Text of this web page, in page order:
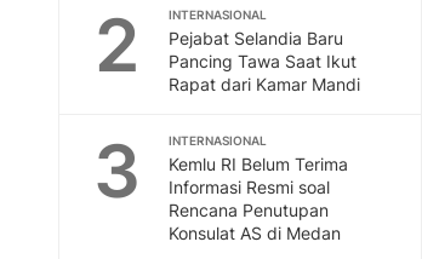
2 INTERNASIONAL
Pejabat Selandia Baru
Pancing Tawa Saat Ikut
Rapat dari Kamar Mandi
3 INTERNASIONAL
Kemlu RI Belum Terima
Informasi Resmi soal
Rencana Penutupan
Konsulat AS di Medan